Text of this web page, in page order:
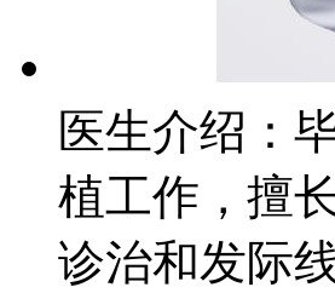
医生介绍：
植工作，擅
诊治和发际